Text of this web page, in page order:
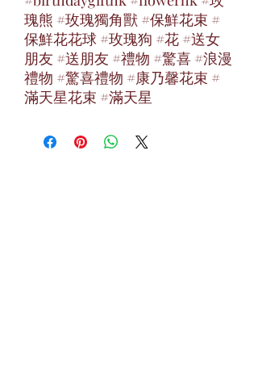
瑰熊 #玫瑰獨角獸 #保鮮花束 #
保鮮花花球 #玫瑰狗 #花 #送女
朋友 #送朋友 #禮物 #驚喜 #浪漫
禮物 #驚喜禮物 #康乃馨花束 #
滿天星花束 #滿天星